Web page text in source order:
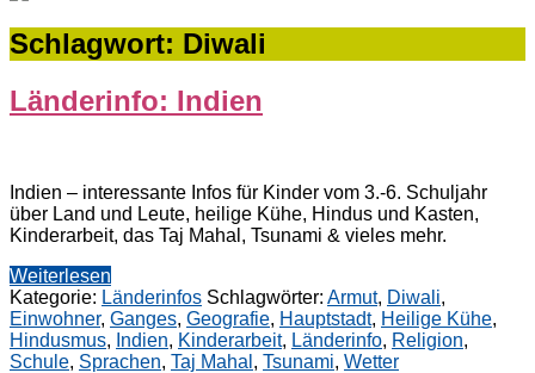
Schlagwort: Diwali
Länderinfo: Indien
Indien – interessante Infos für Kinder vom 3.-6. Schuljahr
über Land und Leute, heilige Kühe, Hindus und Kasten,
Kinderarbeit, das Taj Mahal, Tsunami & vieles mehr.
Weiterlesen
Kategorie: Länderinfos Schlagwörter: Armut, Diwali,
Einwohner, Ganges, Geografie, Hauptstadt, Heilige Kühe,
Hindusmus, Indien, Kinderarbeit, Länderinfo, Religion,
Schule, Sprachen, Taj Mahal , Tsunami, Wetter